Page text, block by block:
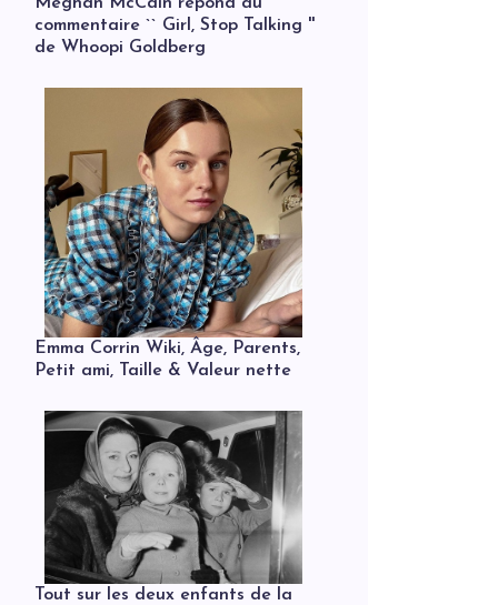
commentaire `` Girl, Stop Talking ''
de Whoopi Goldberg
Emma Corrin Wiki, Âge, Parents,
Petit ami, Taille & Valeur nette
Tout sur les deux enfants de la